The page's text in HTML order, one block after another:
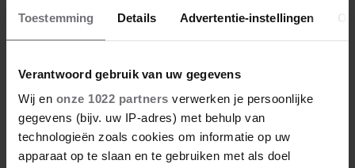
Toestemming Details Advertentie-instellingen
Verantwoord gebruik van uw gegevens
Wij en onze 1022 partners verwerken je persoonlijke
gegevens (bijv. uw IP-adres) met behulp van
technologieën zoals cookies om informatie op uw
apparaat op te slaan en te gebruiken met als doel